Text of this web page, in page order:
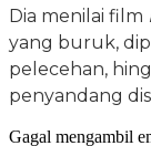
Dia menilai film
yang buruk,
pelecehan,
penyandang